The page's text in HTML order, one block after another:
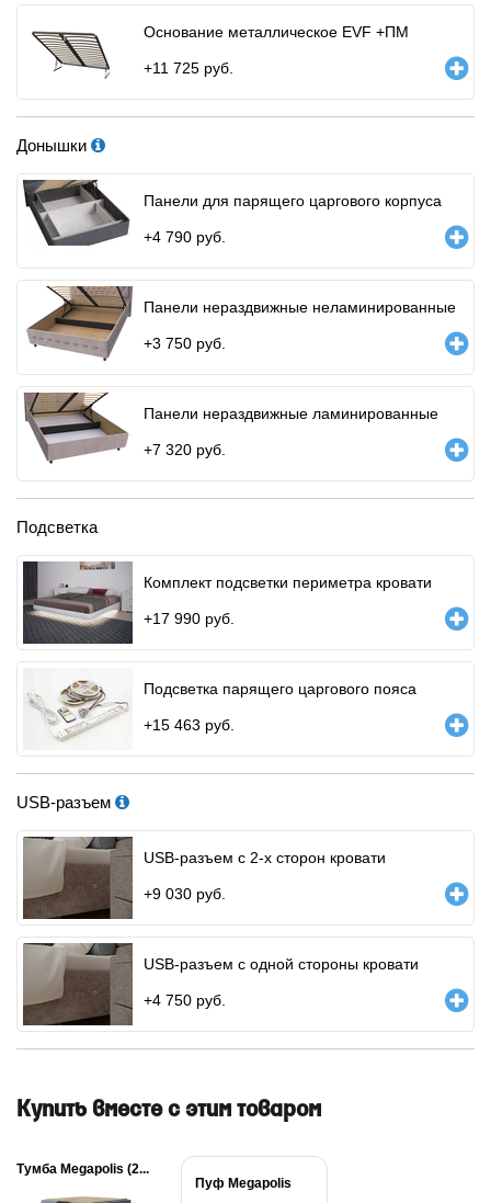
Основание металлическое EVF +ПМ
+11 725 руб.
Донышки
Панели для парящего царгового корпуса
+4 790 руб.
Панели нераздвижные неламинированные
+3 750 руб.
Панели нераздвижные ламинированные
+7 320 руб.
Подсветка
Комплект подсветки периметра кровати
+17 990 руб.
Подсветка парящего царгового пояса
+15 463 руб.
USB-разъем
USB-разъем с 2-х сторон кровати
+9 030 руб.
USB-разъем с одной стороны кровати
+4 750 руб.
Купить вместе с этим товаром
Тумба Megapolis (2...
Пуф Megapolis